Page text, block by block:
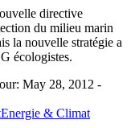
directive
du milieu marin
la nouvelle stratégie a
écologistes.
May 28, 2012 -
Energie & Climat